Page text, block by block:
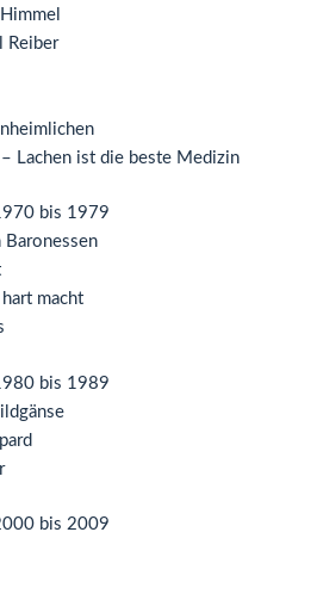
Reiber
Lachen ist die beste Medizin
bis 1979
macht
bis 1989
bis 2009